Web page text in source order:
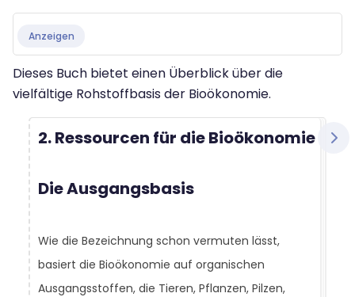
Anzeigen
Dieses Buch bietet einen Überblick über die
vielfältige Rohstoffbasis der Bioökonomie.
2. Ressourcen für die Bioökonomie
Die Ausgangsbasis
Wie die Bezeichnung schon vermuten lässt,
basiert die Bioökonomie auf organischen
Ausgangsstoffen, die Tieren, Pflanzen, Pilzen,